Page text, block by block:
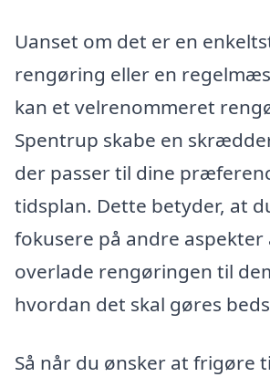
Uanset om det er en
rengøring eller en
kan et velrenommeret
Spentrup skabe en
der passer til dine
tidsplan. Dette betyder, at
fokusere på andre aspekter
overlade rengøringen til
hvordan det skal gøres
Så når du ønsker at frigøre